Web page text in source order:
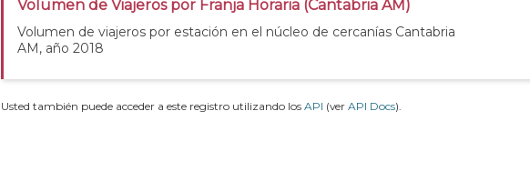
Volumen de Viajeros por Franja Horaria (Cantabria AM)
Volumen de viajeros por estación en el núcleo de cercanías Cantabria
AM, año 2018
Usted también puede acceder a este registro utilizando los API (ver API Docs).